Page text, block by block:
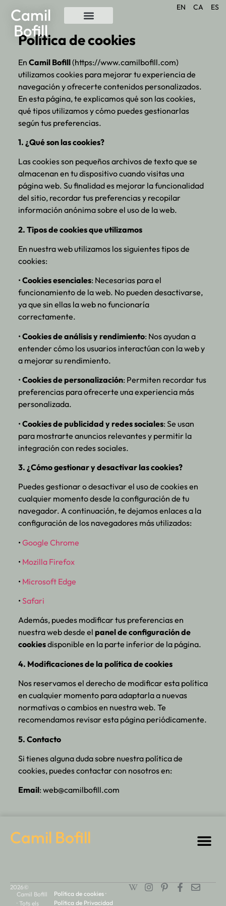
Camil
Bofill
EN CA ES
Política de cookies
En Camil Bofill(https://www.camilbofill.com)
utilizamos cookies para mejorar tu experiencia de
navegación y ofrecerte contenidos personalizados.
En esta página, te explicamos qué son las cookies,
qué tipos utilizamos y cómo puedes gestionarlas
según tus preferencias.
1. ¿Qué son las cookies?
Las cookies son pequeños archivos de texto que se
almacenan en tu dispositivo cuando visitas una
página web. Su finalidad es mejorar la funcionalidad
del sitio, recordar tus preferencias y recopilar
información anónima sobre el uso de la web.
2. Tipos de cookies que utilizamos
En nuestra web utilizamos los siguientes tipos de
cookies:
• Cookies esenciales: Necesarias para el
funcionamiento de la web. No pueden desactivarse,
ya que sin ellas la web no funcionaría
correctamente.
• Cookies de análisis y rendimiento: Nos ayudan a
entender cómo los usuarios interactúan con la web y
a mejorar su rendimiento.
• Cookies de personalización: Permiten recordar tus
preferencias para ofrecerte una experiencia más
personalizada.
• Cookies de publicidad y redes sociales: Se usan
para mostrarte anuncios relevantes y permitir la
integración con redes sociales.
3. ¿Cómo gestionar y desactivar las cookies?
Puedes gestionar o desactivar el uso de cookies en
cualquier momento desde la configuración de tu
navegador. A continuación, te dejamos enlaces a la
configuración de los navegadores más utilizados:
• Google Chrome
• Mozilla Firefox
• Microsoft Edge
• Safari
Además, puedes modificar tus preferencias en
nuestra web desde el panel de configuración de
cookiesdisponible en la parte inferior de la página.
4. Modificaciones de la política de cookies
Nos reservamos el derecho de modificar esta política
en cualquier momento para adaptarla a nuevas
normativas o cambios en nuestra web. Te
recomendamos revisar esta página periódicamente.
5. Contacto
Si tienes alguna duda sobre nuestra política de
cookies, puedes contactar con nosotros en:
Email: web@camilbofill.com
Camil Bofill
2026©
Camil Bofill
· Tots els
Política de cookies·
Política de Privacidad